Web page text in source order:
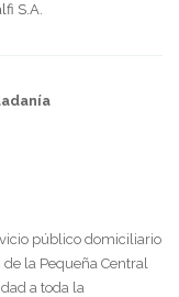
S.A.
público domiciliario
la Pequeña Central
a toda la